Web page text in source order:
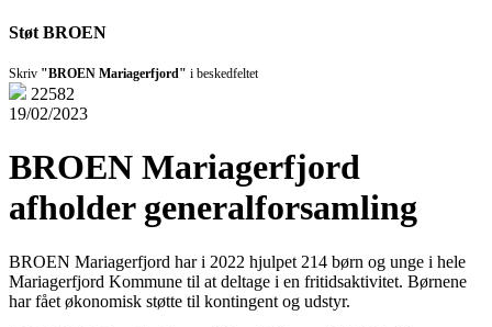
Støt BROEN
Skriv "BROEN Mariagerfjord" i beskedfeltet
22582
19/02/2023
BROEN Mariagerfjord
afholder generalforsamling
BROEN Mariagerfjord har i 2022 hjulpet 214 børn og unge i hele
Mariagerfjord Kommune til at deltage i en fritidsaktivitet. Børnene
har fået økonomisk støtte til kontingent og udstyr.